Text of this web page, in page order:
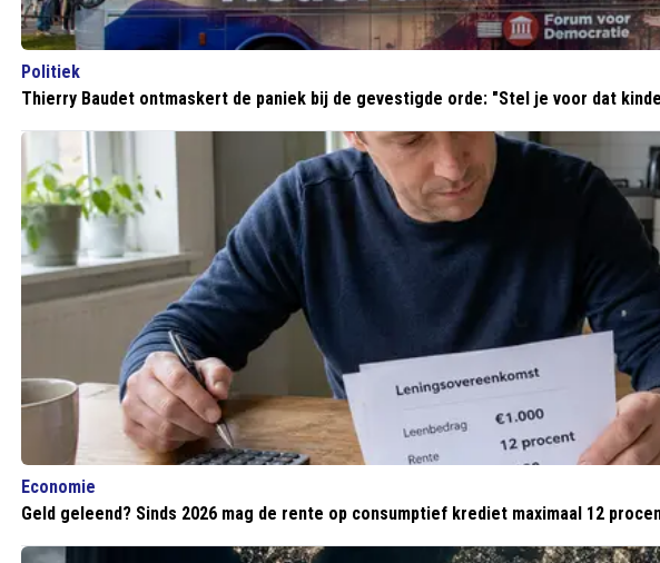
Politiek
Thierry Baudet ontmaskert de paniek bij de gevestigde orde: "Stel je voor dat
Economie
Geld geleend? Sinds 2026 mag de rente op consumptief krediet maximaal 12